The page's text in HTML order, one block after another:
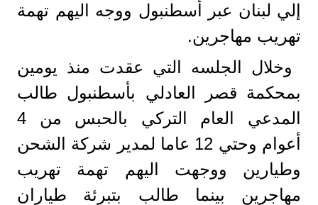
إلي لبنان عبر أسطنبول ووجه اليهم تهمة
تهريب مهاجرين.
وخلال الجلسه التي عقدت منذ يومين
بمحكمة قصر العادلي بأسطنبول طالب
المدعي العام التركي بالحبس من 4
أعوام وحتي 12 عاما لمدير شركة الشحن
وطيارين ووجهت اليهم تهمة تهريب
مهاجرين بينما طالب بتبرئة طياران